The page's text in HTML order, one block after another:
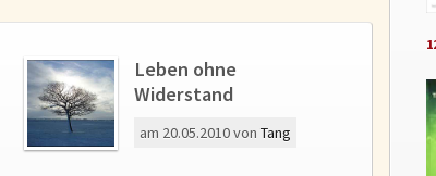
Leben ohne
Widerstand
am 20.05.2010vonTang